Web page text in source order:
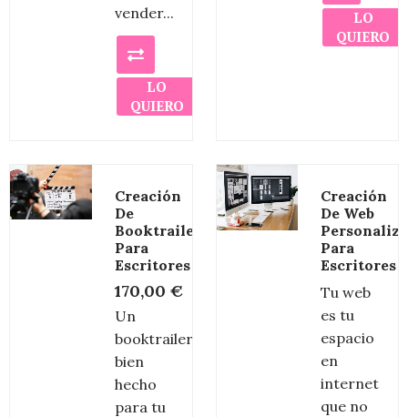
vender...
LO
QUIERO
LO
QUIERO
Creación
De
Booktrailer
Para
Escritores
170,00 €
Un
booktrailer
bien
hecho
para tu
Creación
De Web
Para
Escritores
Tu web
es tu
espacio
en
internet
que no